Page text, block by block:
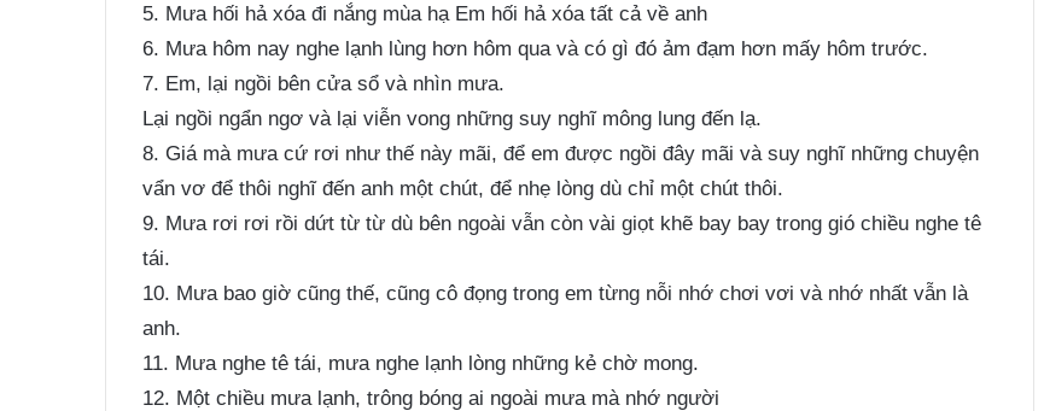
5. Mưa hối hả xóa đi nắng mùa hạ Em hối hả xóa tất cả về anh
6. Mưa hôm nay nghe lạnh lùng hơn hôm qua và có gì đó ảm đạm hơn mấy hôm trước.
7. Em, lại ngồi bên cửa sổ và nhìn mưa.
Lại ngồi ngẩn ngơ và lại viễn vong những suy nghĩ mông lung đến lạ.
8. Giá mà mưa cứ rơi như thế này mãi, để em được ngồi đây mãi và suy nghĩ những chuyện
vẩn vơ để thôi nghĩ đến anh một chút, để nhẹ lòng dù chỉ một chút thôi.
9. Mưa rơi rơi rồi dứt từ từ dù bên ngoài vẫn còn vài giọt khẽ bay bay trong gió chiều nghe tê
tái.
10. Mưa bao giờ cũng thế, cũng cô đọng trong em từng nỗi nhớ chơi vơi và nhớ nhất vẫn là
anh.
11. Mưa nghe tê tái, mưa nghe lạnh lòng những kẻ chờ mong.
12. Một chiều mưa lạnh, trông bóng ai ngoài mưa mà nhớ người